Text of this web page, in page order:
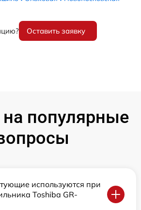
Оставить заявку
популярные
используются при
Toshiba GR-